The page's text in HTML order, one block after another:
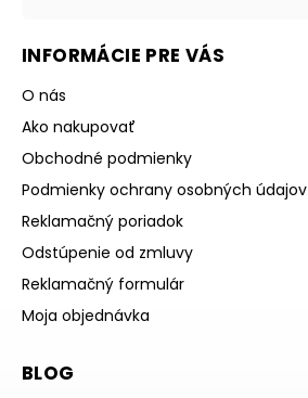
INFORMÁCIE PRE VÁS
O nás
Ako nakupovať
Obchodné podmienky
Podmienky ochrany osobných údajov
Reklamačný poriadok
Odstúpenie od zmluvy
Reklamačný formulár
Moja objednávka
BLOG